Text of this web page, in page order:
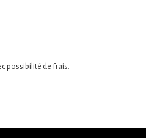
possibilité de frais.